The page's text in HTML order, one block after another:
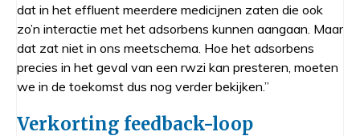
dat in het effluent meerdere medicijnen zaten die ook
zo’n interactie met het adsorbens kunnen aangaan. Maar
dat zat niet in ons meetschema. Hoe het adsorbens
precies in het geval van een rwzi kan presteren, moeten
we in de toekomst dus nog verder bekijken.”
Verkorting feedback-loop